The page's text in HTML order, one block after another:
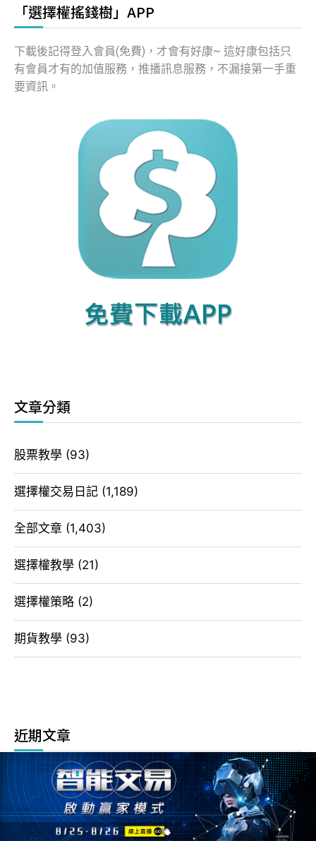
「選擇權搖錢樹」APP
下載後記得登入會員(免費)，才會有好康~ 這好康包括只
有會員才有的加值服務，推播訊息服務，不漏接第一手重
要資訊。
文章分類
股票教學 (93)
選擇權交易日記 (1,189)
全部文章 (1,403)
選擇權教學 (21)
選擇權策略 (2)
期貨教學 (93)
近期文章
指數挑戰四萬五 20260806 看盤日記
夜盤大漲一千二 今日會反彈? 20260805 選擇權看盤日記